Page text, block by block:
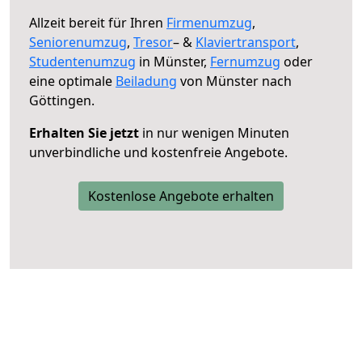
Allzeit bereit für Ihren Firmenumzug,
Seniorenumzug, Tresor– & Klaviertransport,
Studentenumzug in Münster, Fernumzug oder
eine optimale Beiladung von Münster nach
Göttingen.
Erhalten Sie jetzt in nur wenigen Minuten
unverbindliche und kostenfreie Angebote.
Kostenlose Angebote erhalten